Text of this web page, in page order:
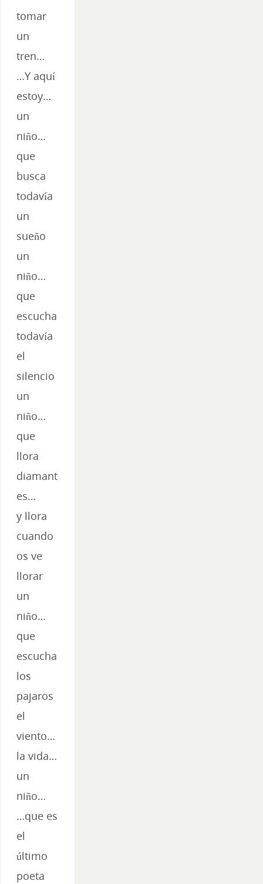
tomar
un
tren…
…Y aquí
estoy…
un
niño…
que
busca
todavía
un
sueño
un
niño…
que
escucha
todavía
el
silencio
un
niño…
que
llora
diamant
es…
y llora
cuando
os ve
llorar
un
niño…
que
escucha
los
pajaros
el
viento…
la vida…
un
niño…
…que es
el
último
poeta